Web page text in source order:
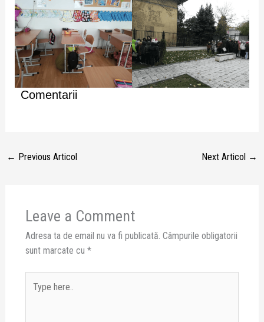
Comentarii
← Previous Articol Next Articol →
Leave a Comment
Adresa ta de email nu va fi publicată. Câmpurile obligatorii
sunt marcate cu *
here..